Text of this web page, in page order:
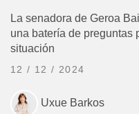
La senadora de Geroa
una batería de preguntas
situación
12 / 12 / 2024
Uxue Barkos